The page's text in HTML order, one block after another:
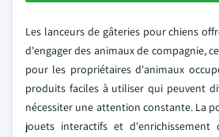
Les lanceurs de gâteries pour chiens
d'engager des animaux de compagnie,
pour les propriétaires d'animaux
produits faciles à utiliser qui peuvent
nécessiter une attention constante. La
jouets interactifs et